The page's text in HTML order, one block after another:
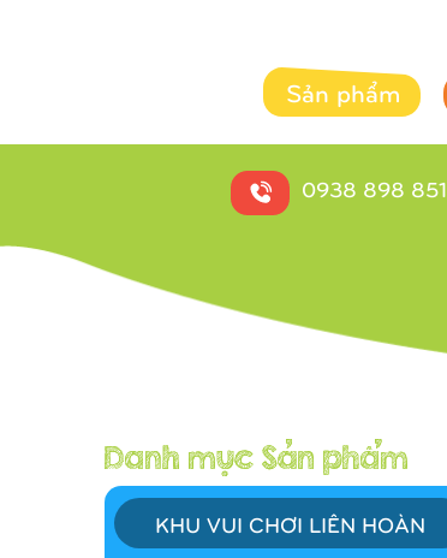
Sản phẩm
0938 898 851
KHU VUI CHƠI LIÊN HOÀN